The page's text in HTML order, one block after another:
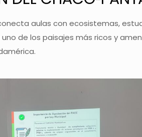
conecta aulas con ecosistemas,
de los paisajes más ricos y